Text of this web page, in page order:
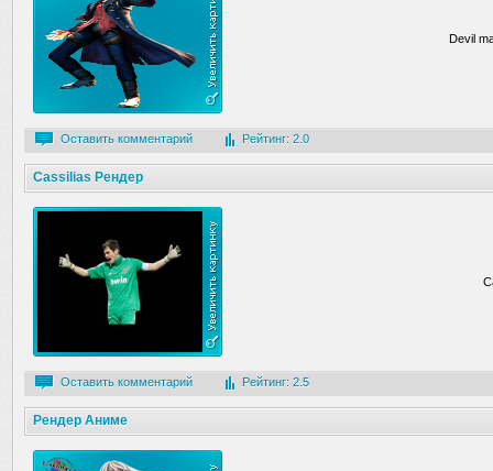
Devil
Оставить комментарий Рейтинг: 2.0
Cassilias Рендер
Оставить комментарий Рейтинг: 2.5
Рендер Аниме